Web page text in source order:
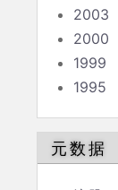
2003
2000
1999
1995
元数据